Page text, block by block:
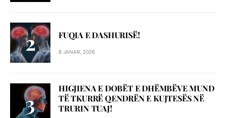
FUQIA E DASHURISË!
8 JANAR, 2026
HIGJIENA E DOBËT E DHËMBËVE MUND
TË TKURRË QENDRËN E KUJTESËS NË
TRURIN TUAJ!